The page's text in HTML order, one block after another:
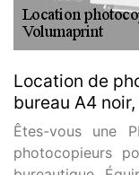
Location de
bureau A4
Êtes-vous une
photocopieurs